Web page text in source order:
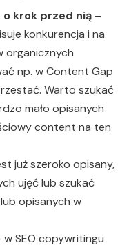
krok przed nią –
konkurencja i na
organicznych
np. w Content Gap
Warto szukać
mało opisanych
content na ten
już szeroko opisany,
ujęć lub szukać
opisanych w
w SEO copywritingu